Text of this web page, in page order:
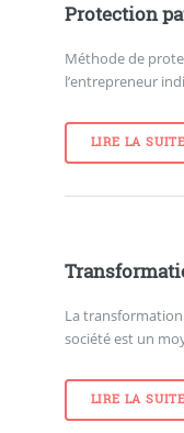
Protection
Méthode de
l’entrepreneur
LIRE LA SUITE
La
société est un
LIRE LA SUITE